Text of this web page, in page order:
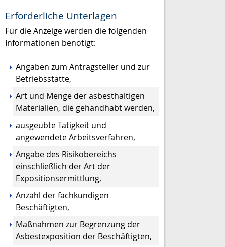
Erforderliche Unterlagen
Für die Anzeige werden die folgenden
Informationen benötigt:
Angaben zum Antragsteller und zur
Betriebsstätte,
Art und Menge der asbesthaltigen
Materialien, die gehandhabt werden,
ausgeübte Tätigkeit und
angewendete Arbeitsverfahren,
Angabe des Risikobereichs
einschließlich der Art der
Expositionsermittlung,
Anzahl der fachkundigen
Beschäftigten,
Maßnahmen zur Begrenzung der
Asbestexposition der Beschäftigten,